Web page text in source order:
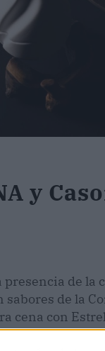
y
de la
de la
cena con